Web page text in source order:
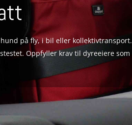
på fly, i bil eller kollektivtransport.
Oppfyller krav til dyreeiere som